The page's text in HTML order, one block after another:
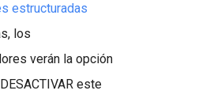
estructuradas
los
verán la opción
este